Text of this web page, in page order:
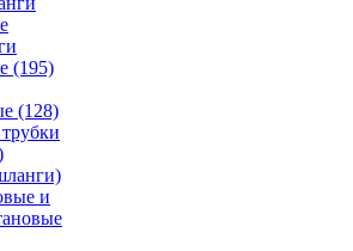
(195)
(128)
и